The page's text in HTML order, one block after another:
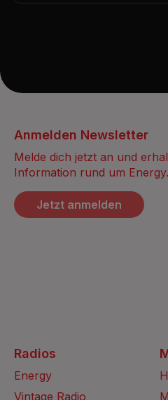
Anmelden Newsletter
Melde dich jetzt an und
Information rund um Energy.
Jetzt anmelden
Radios
Energy
Vintage Radio